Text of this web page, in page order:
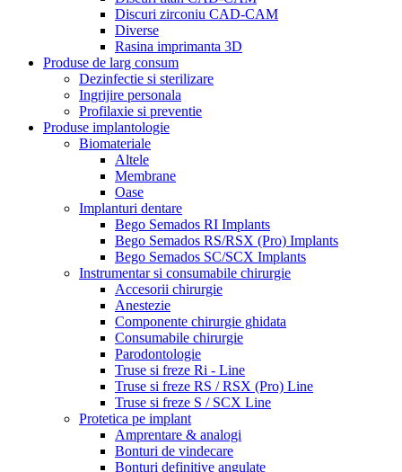
Discuri zirconiu CAD-CAM
Diverse
Rasina imprimanta 3D
Produse de larg consum
Dezinfectie si sterilizare
Ingrijire personala
Profilaxie si preventie
Produse implantologie
Biomateriale
Altele
Membrane
Oase
Implanturi dentare
Bego Semados RI Implants
Bego Semados RS/RSX (Pro) Implants
Bego Semados SC/SCX Implants
Instrumentar si consumabile chirurgie
Accesorii chirurgie
Anestezie
Componente chirurgie ghidata
Consumabile chirurgie
Parodontologie
Truse si freze Ri - Line
Truse si freze RS / RSX (Pro) Line
Truse si freze S / SCX Line
Protetica pe implant
Amprentare & analogi
Bonturi de vindecare
Bonturi definitive angulate